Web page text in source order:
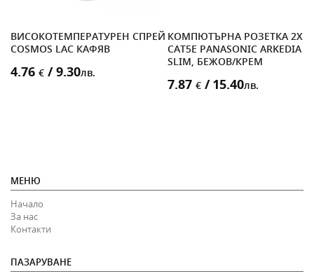
ВИСОКОТЕМПЕРАТУРЕН СПРЕЙ
COSMOS LAC КАФЯВ
4.76 € / 9.30лв.
КОМПЮТЪРНА РОЗЕТКА 2X
CAT5E PANASONIC ARKEDIA
SLIM, БЕЖОВ/КРЕМ
7.87 € / 15.40лв.
МЕНЮ
Начало
За нас
Контакти
ПАЗАРУВАНЕ